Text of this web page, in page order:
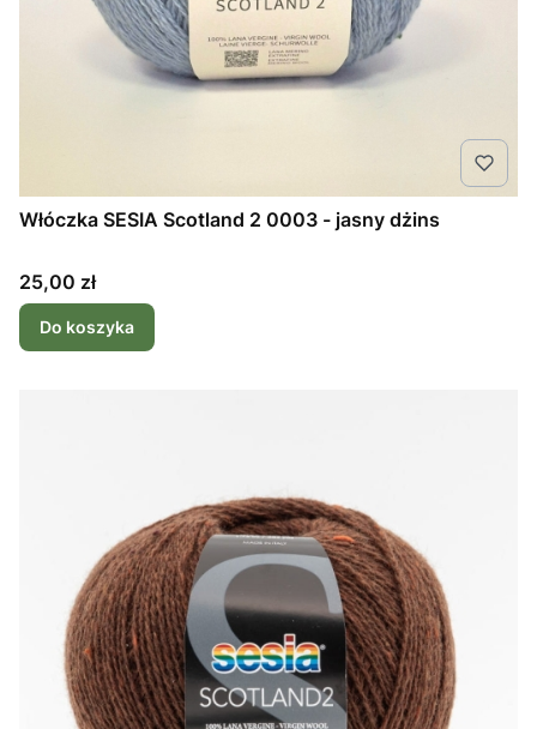
Włóczka SESIA Scotland 2 0003 - jasny dżins
Cena
25,00 zł
Do koszyka